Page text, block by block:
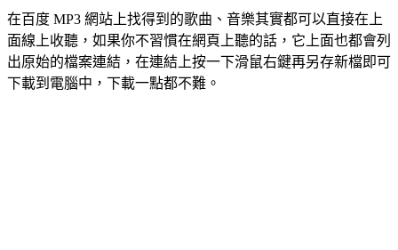
在百度 MP3 網站上找得到的歌曲、音樂其實都可以直接在上
面線上收聽，如果你不習慣在網頁上聽的話，它上面也都會列
出原始的檔案連結，在連結上按一下滑鼠右鍵再另存新檔即可
下載到電腦中，下載一點都不難。